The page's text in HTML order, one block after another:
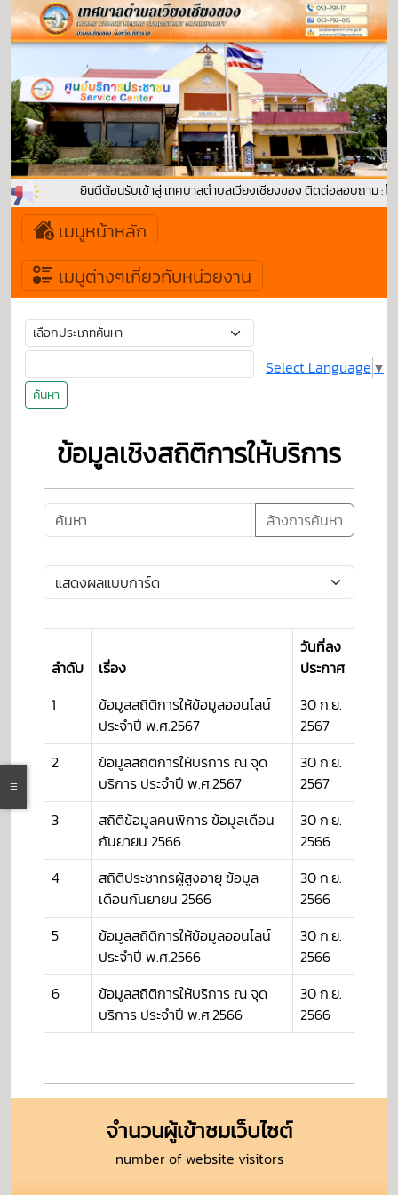
ยินดีต้อนรับเข้าสู่ เทศบาลตำบลเวียงเชียงของ ติดต่อสอบถาม : โ
เมนูหน้าหลัก
เมนูต่างๆเกี่ยวกับหน่วยงาน
ค้นหา
Select Language ▼
ข้อมูลเชิงสถิติการให้บริการ
ล้างการค้นหา
ลำดับ เรื่อง
วันที่ลง
ประกาศ
1
ข้อมูลสถิติการให้ข้อมูลออนไลน์
ประจำปี พ.ศ.2567
30 ก.ย.
2567
2
ข้อมูลสถิติการให้บริการ ณ จุด
บริการ ประจำปี พ.ศ.2567
30 ก.ย.
2567
3
สถิติข้อมูลคนพิการ ข้อมูลเดือน
กันยายน 2566
30 ก.ย.
2566
4
สถิติประชากรผู้สูงอายุ ข้อมูล
เดือนกันยายน 2566
30 ก.ย.
2566
5
ข้อมูลสถิติการให้ข้อมูลออนไลน์
ประจำปี พ.ศ.2566
30 ก.ย.
2566
6
ข้อมูลสถิติการให้บริการ ณ จุด
บริการ ประจำปี พ.ศ.2566
30 ก.ย.
2566
จำนวนผู้เข้าชมเว็บไซต์
number of website visitors